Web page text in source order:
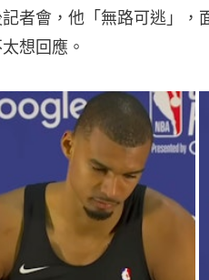
者會，他「無路可逃」，
想回應。